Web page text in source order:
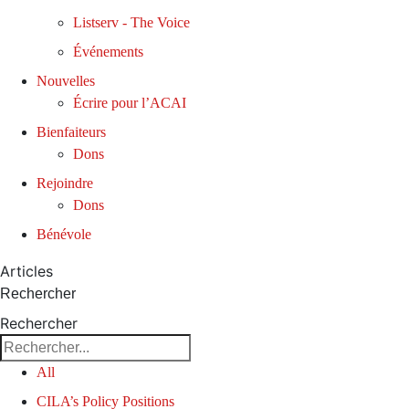
Listserv - The Voice
Événements
Nouvelles
Écrire pour l’ACAI
Bienfaiteurs
Dons
Rejoindre
Dons
Bénévole
Articles
Rechercher
Rechercher
All
CILA’s Policy Positions